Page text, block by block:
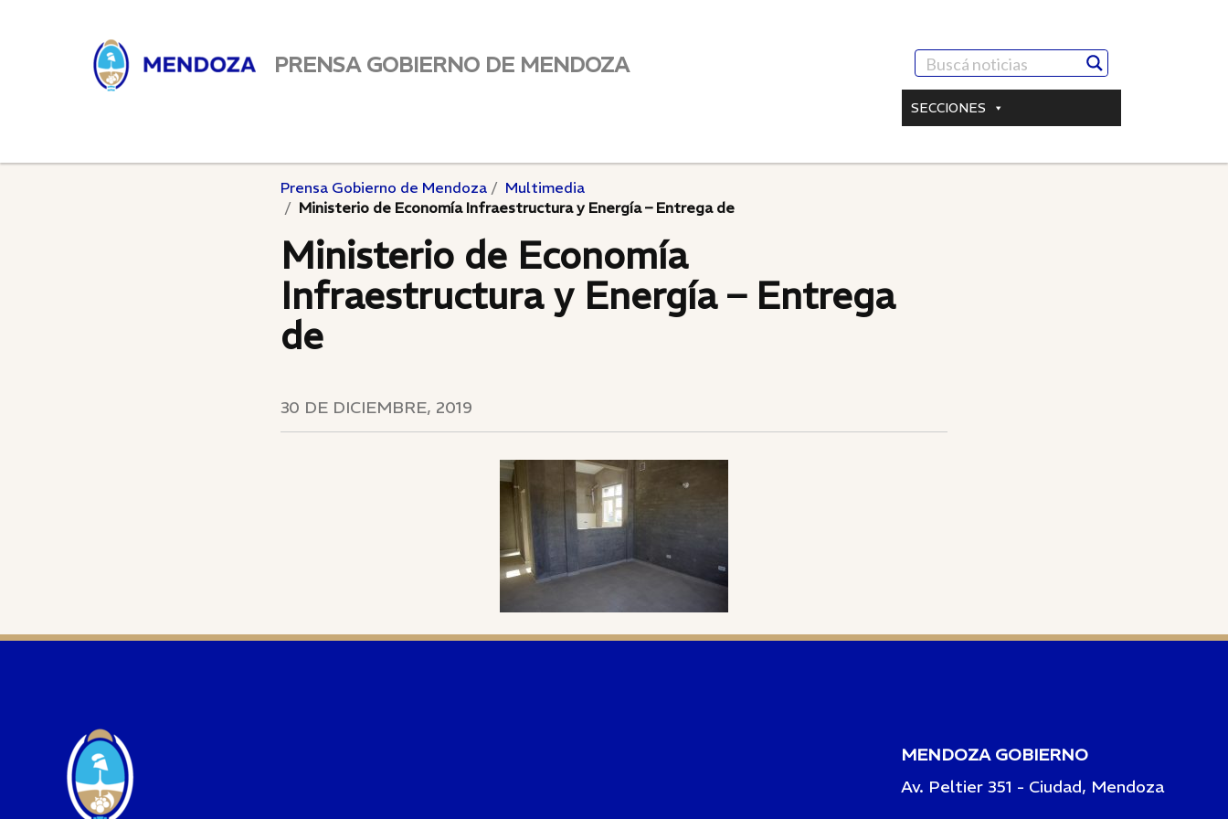
PRENSA GOBIERNO DE MENDOZA
SECCIONES
Prensa Gobierno de Mendoza
Multimedia
Ministerio de Economía Infraestructura y Energía – Entrega de
Ministerio de Economía
Infraestructura y Energía – Entrega
de
30 DE DICIEMBRE, 2019
MENDOZA GOBIERNO
Av. Peltier 351 - Ciudad, Mendoza